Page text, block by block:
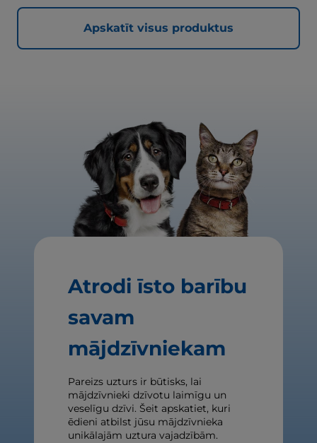
Apskatīt visus produktus
Atrodi īsto barību
savam
mājdzīvniekam
Pareizs uzturs ir būtisks, lai
mājdzīvnieki dzīvotu laimīgu un
veselīgu dzīvi. Šeit apskatiet, kuri
ēdieni atbilst jūsu mājdzīvnieka
unikālajām uztura vajadzībām.